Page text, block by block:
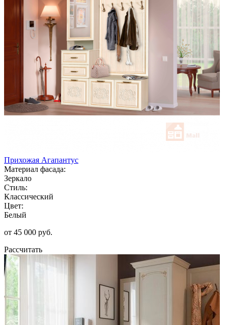
Прихожая Агапантус
Материал фасада:
Зеркало
Стиль:
Классический
Цвет:
Белый
от 45 000 руб.
Рассчитать